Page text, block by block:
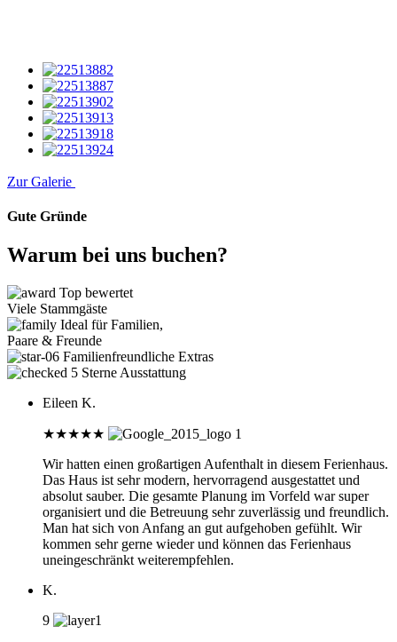
Zur Galerie
Gute Gründe
Warum bei uns buchen?
Top bewertet
Viele Stammgäste
Ideal für Familien,
Paare & Freunde
Familienfreundliche Extras
5 Sterne Ausstattung
Eileen K.
★★★★★
Wir hatten einen großartigen Aufenthalt in diesem Ferienhaus.
Das Haus ist sehr modern, hervorragend ausgestattet und
absolut sauber. Die gesamte Planung im Vorfeld war super
organisiert und die Betreuung sehr zuverlässig und freundlich.
Man hat sich von Anfang an gut aufgehoben gefühlt. Wir
kommen sehr gerne wieder und können das Ferienhaus
uneingeschränkt weiterempfehlen.
K.
9